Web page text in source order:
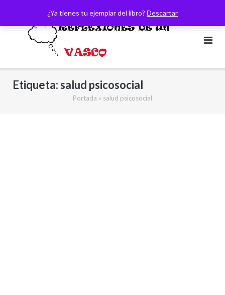
¿Ya tienes tu ejemplar del libro? Descartar
contenido
Etiqueta:salud psicosocial
Portada » salud psicosocial